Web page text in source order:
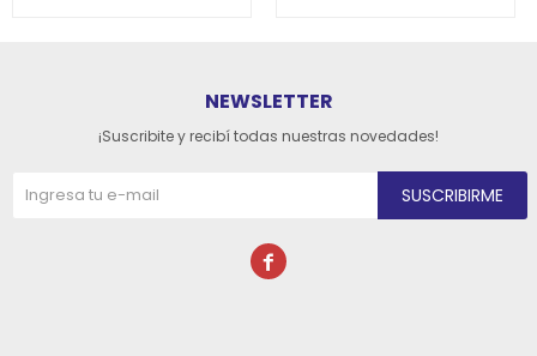
NEWSLETTER
¡Suscribite y recibí todas nuestras novedades!
SUSCRIBIRME
